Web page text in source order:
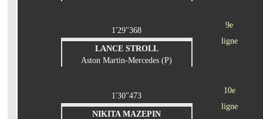
9e
ligne
1'29"368
LANCE STROLL
Aston Martin-Mercedes (P)
10e
ligne
1'30"473
NIKITA MAZEPIN